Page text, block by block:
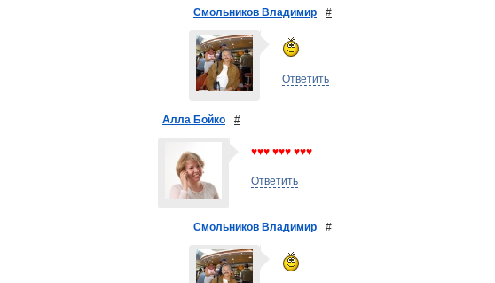
Смольников Владимир #
Ответить
Алла Бойко #
♥♥♥ ♥♥♥ ♥♥♥
Ответить
Смольников Владимир #